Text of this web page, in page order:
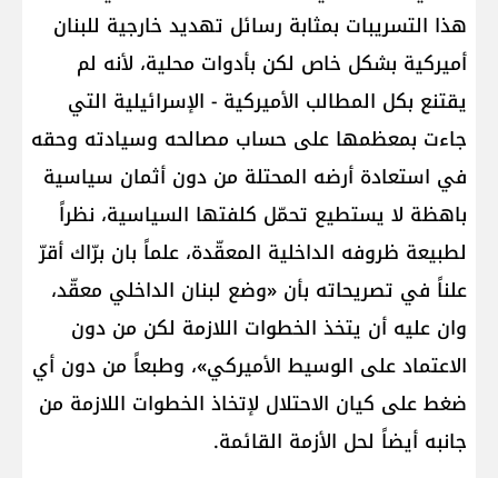
هذا التسريبات بمثابة رسائل تهديد خارجية للبنان
أميركية بشكل خاص لكن بأدوات محلية، لأنه لم
يقتنع بكل المطالب الأميركية - الإسرائيلية التي
جاءت بمعظمها على حساب مصالحه وسيادته وحقه
في استعادة أرضه المحتلة من دون أثمان سياسية
باهظة لا يستطيع تحمّل كلفتها السياسية، نظراً
لطبيعة ظروفه الداخلية المعقّدة، علماً بان برّاك أقرّ
علناً في تصريحاته بأن «وضع لبنان الداخلي معقّد،
وان عليه أن يتخذ الخطوات اللازمة لكن من دون
الاعتماد على الوسيط الأميركي»، وطبعاً من دون أي
ضغط على كيان الاحتلال لإتخاذ الخطوات اللازمة من
جانبه أيضاً لحل الأزمة القائمة.